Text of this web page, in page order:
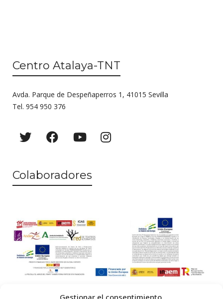
Gestionar el consentimiento
Centro Atalaya-TNT
Avda. Parque de Despeñaperros 1, 41015 Sevilla
Tel. 954 950 376
Colaboradores